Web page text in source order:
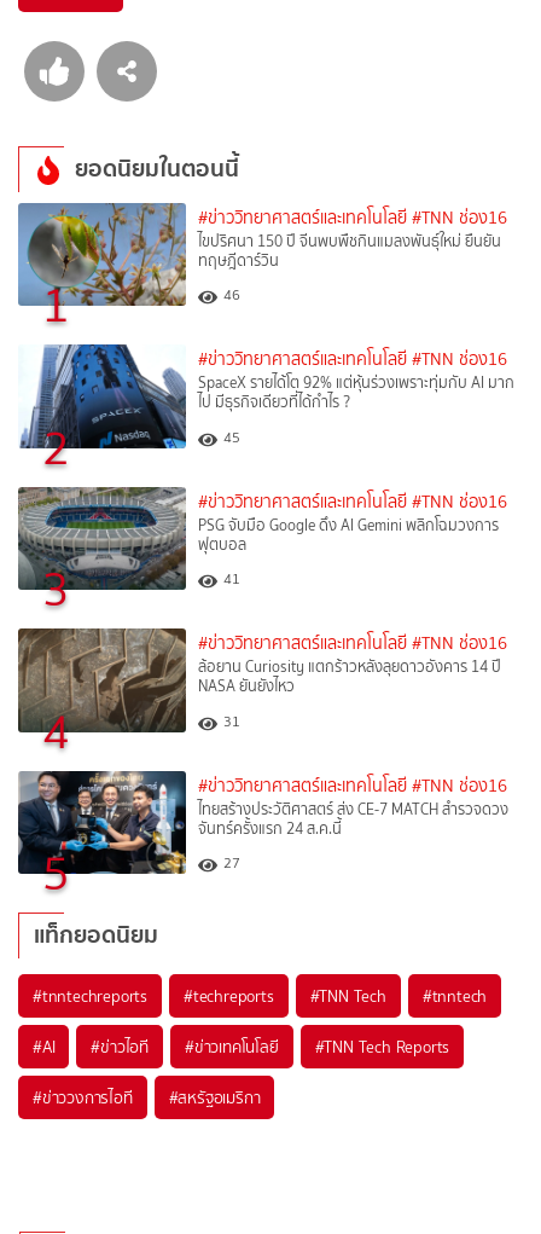
ยอดนิยมในตอนนี้
1
#ข่าววิทยาศาสตร์และเทคโนโลยี #TNN ช่อง16
ไขปริศนา 150 ปี จีนพบพืชกินแมลงพันธุ์ใหม่ ยืนยัน
ทฤษฎีดาร์วิน
46
2
#ข่าววิทยาศาสตร์และเทคโนโลยี #TNN ช่อง16
SpaceX รายได้โต 92% แต่หุ้นร่วงเพราะทุ่มกับ AI มาก
ไป มีธุรกิจเดียวที่ได้กำไร ?
45
3
#ข่าววิทยาศาสตร์และเทคโนโลยี #TNN ช่อง16
PSG จับมือ Google ดึง AI Gemini พลิกโฉมวงการ
ฟุตบอล
41
4
#ข่าววิทยาศาสตร์และเทคโนโลยี #TNN ช่อง16
ล้อยาน Curiosity แตกร้าวหลังลุยดาวอังคาร 14 ปี
NASA ยันยังไหว
31
5
#ข่าววิทยาศาสตร์และเทคโนโลยี #TNN ช่อง16
ไทยสร้างประวัติศาสตร์ ส่ง CE-7 MATCH สำรวจดวง
จันทร์ครั้งแรก 24 ส.ค.นี้
27
แท็กยอดนิยม
#tnntechreports #techreports #TNN Tech #tnntech
#AI #ข่าวไอที #ข่าวเทคโนโลยี #TNN Tech Reports
#ข่าววงการไอที #สหรัฐอเมริกา